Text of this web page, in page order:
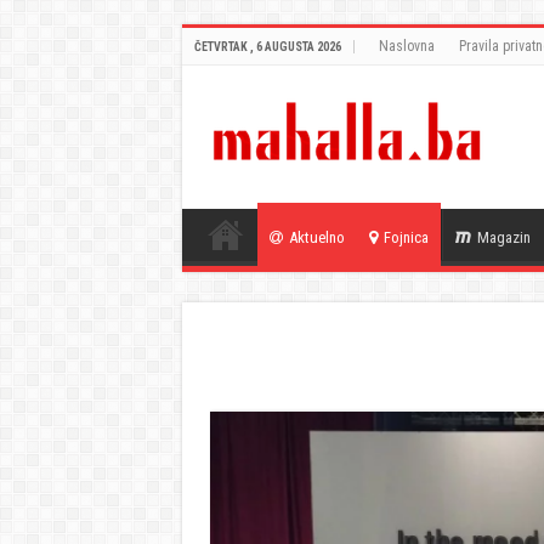
ČETVRTAK , 6 AUGUSTA 2026 Naslovna Pravila
Aktuelno Fojnica Magazin